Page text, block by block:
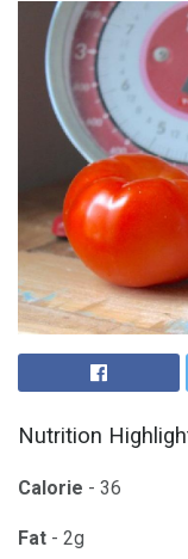
Nutrition
Calorie - 36
Fat - 2g